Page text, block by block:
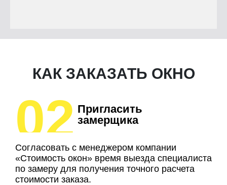
КАК ЗАКАЗАТЬ ОКНО
02 Пригласить
замерщика
Согласовать с менеджером компании
«Стоимость окон» время выезда специалиста
по замеру для получения точного расчета
стоимости заказа.